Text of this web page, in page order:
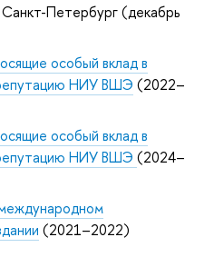
Петербург (декабрь
особый вклад в
НИУ ВШЭ (2022–
особый вклад в
НИУ ВШЭ (2024–
(2021–2022)